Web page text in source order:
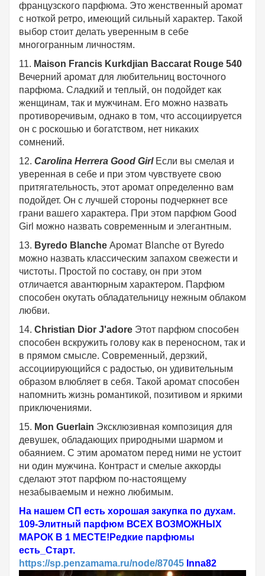
французского парфюма. Это женственный аромат
с ноткой ретро, имеющий сильный характер. Такой
выбор стоит делать уверенным в себе
многогранным личностям.
11. Maison Francis Kurkdjian Baccarat Rouge 540
Вечерний аромат для любительниц восточного
парфюма. Сладкий и теплый, он подойдет как
женщинам, так и мужчинам. Его можно назвать
противоречивым, однако в том, что ассоциируется
он с роскошью и богатством, нет никаких
сомнений.
12. Carolina Herrera Good Girl Если вы смелая и
уверенная в себе и при этом чувствуете свою
притягательность, этот аромат определенно вам
подойдет. Он с лучшей стороны подчеркнет все
грани вашего характера. При этом парфюм Good
Girl можно назвать современным и элегантным.
13. Byredo Blanche Аромат Blanche от Byredo
можно назвать классическим запахом свежести и
чистоты. Простой по составу, он при этом
отличается авантюрным характером. Парфюм
способен окутать обладательницу нежным облаком
любви.
14. Christian Dior J'adore Этот парфюм способен
способен вскружить голову как в переносном, так и
в прямом смысле. Современный, дерзкий,
ассоциирующийся с радостью, он удивительным
образом влюбляет в себя. Такой аромат способен
напомнить жизнь романтикой, позитивом и яркими
приключениями.
15. Mon Guerlain Эксклюзивная композиция для
девушек, обладающих природными шармом и
обаянием. С этим ароматом перед ними не устоит
ни один мужчина. Контраст и смелые аккорды
сделают этот парфюм по-настоящему
незабываемым и нежно любимым.
На нашем СП есть хорошая закупка по духам.
109-Элитный парфюм ВСЕХ ВОЗМОЖНЫХ
МАРОК В 1 МЕСТЕ!Редкие парфюмы
есть_Старт.
https://sp.penzamama.ru/node/87045 Inna82